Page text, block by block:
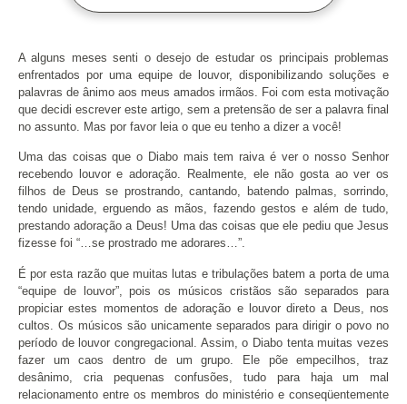
A alguns meses senti o desejo de estudar os principais problemas
enfrentados por uma equipe de louvor, disponibilizando soluções e
palavras de ânimo aos meus amados irmãos. Foi com esta motivação
que decidi escrever este artigo, sem a pretensão de ser a palavra final
no assunto. Mas por favor leia o que eu tenho a dizer a você!
Uma das coisas que o Diabo mais tem raiva é ver o nosso Senhor
recebendo louvor e adoração. Realmente, ele não gosta ao ver os
filhos de Deus se prostrando, cantando, batendo palmas, sorrindo,
tendo unidade, erguendo as mãos, fazendo gestos e além de tudo,
prestando adoração a Deus! Uma das coisas que ele pediu que Jesus
fizesse foi “…se prostrado me adorares…”.
É por esta razão que muitas lutas e tribulações batem a porta de uma
“equipe de louvor”, pois os músicos cristãos são separados para
propiciar estes momentos de adoração e louvor direto a Deus, nos
cultos. Os músicos são unicamente separados para dirigir o povo no
período de louvor congregacional. Assim, o Diabo tenta muitas vezes
fazer um caos dentro de um grupo. Ele põe empecilhos, traz
desânimo, cria pequenas confusões, tudo para haja um mal
relacionamento entre os membros do ministério e conseqüentemente